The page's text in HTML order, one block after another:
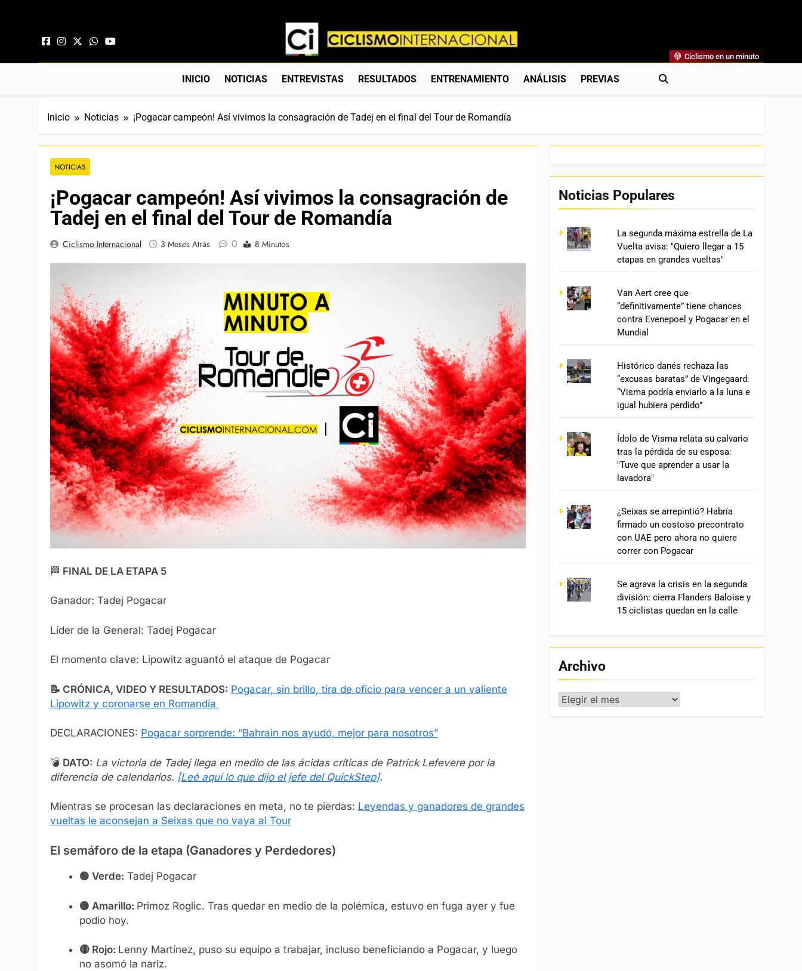
Ciclismo Internacional
Web Dedicada Al Ciclismo Mundial. Entrevistas, Análisis, Crónicas, Previas Y Más. La Web Ciclista De Referencia.
Ciclismo en un minuto
INICIO NOTICIAS ENTREVISTAS RESULTADOS ENTRENAMIENTO ANÁLISIS PREVIAS
Inicio Noticias ¡Pogacar campeón! Así vivimos la consagración de Tadej en el final del Tour de Romandía
NOTICIAS
¡Pogacar campeón! Así vivimos la consagración de
Tadej en el final del Tour de Romandía
Ciclismo Internacional 3 Meses Atrás 0 8 Minutos
🏁 FINAL DE LA ETAPA 5
Ganador: Tadej Pogacar
Líder de la General: Tadej Pogacar
El momento clave: Lipowitz aguantó el ataque de Pogacar
📝 CRÓNICA, VIDEO Y RESULTADOS: Pogacar, sin brillo, tira de oficio para vencer a un valiente
Lipowitz y coronarse en Romandía
DECLARACIONES: Pogacar sorprende: “Bahrain nos ayudó, mejor para nosotros”
💣 DATO: La victoria de Tadej llega en medio de las ácidas críticas de Patrick Lefevere por la
diferencia de calendarios. [Leé aquí lo que dijo el jefe del QuickStep].
Mientras se procesan las declaraciones en meta, no te pierdas: Leyendas y ganadores de grandes
vueltas le aconsejan a Seixas que no vaya al Tour
El semáforo de la etapa (Ganadores y Perdedores)
🟢 Verde: Tadej Pogacar
🟡 Amarillo: Primoz Roglic. Tras quedar en medio de la polémica, estuvo en fuga ayer y fue
podio hoy.
🔴 Rojo: Lenny Martínez, puso su equipo a trabajar, incluso beneficiando a Pogacar, y luego
no asomó la nariz.
Noticias Populares
La segunda máxima estrella de La
Vuelta avisa: "Quiero llegar a 15
etapas en grandes vueltas"
Van Aert cree que
“definitivamente” tiene chances
contra Evenepoel y Pogacar en el
Mundial
Histórico danés rechaza las
“excusas baratas” de Vingegaard:
“Visma podría enviarlo a la luna e
igual hubiera perdido”
Ídolo de Visma relata su calvario
tras la pérdida de su esposa:
"Tuve que aprender a usar la
lavadora"
¿Seixas se arrepintió? Habría
firmado un costoso precontrato
con UAE pero ahora no quiere
correr con Pogacar
Se agrava la crisis en la segunda
división: cierra Flanders Baloise y
15 ciclistas quedan en la calle
Archivo
Archivo